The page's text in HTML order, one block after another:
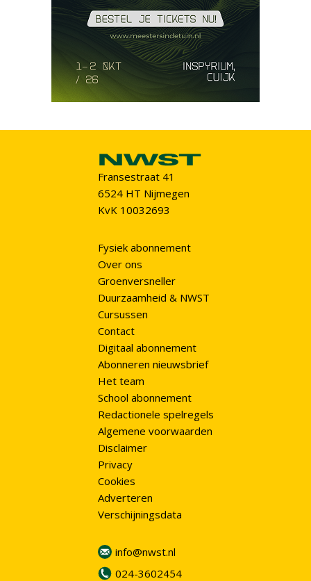
Fransestraat 41
6524 HT Nijmegen
KvK 10032693
Fysiek abonnement
Over ons
Groenversneller
Duurzaamheid & NWST
Cursussen
Contact
Digitaal abonnement
Abonneren nieuwsbrief
Het team
School abonnement
Redactionele spelregels
Algemene voorwaarden
Disclaimer
Privacy
Cookies
Adverteren
Verschijningsdata
info@nwst.nl
024-3602454